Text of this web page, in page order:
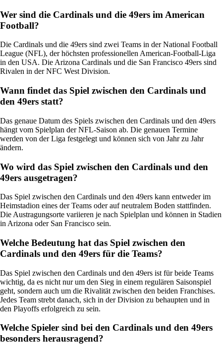
Wer sind die Cardinals und die 49ers im American
Football?
Die Cardinals und die 49ers sind zwei Teams in der National Football
League (NFL), der höchsten professionellen American-Football-Liga
in den USA. Die Arizona Cardinals und die San Francisco 49ers sind
Rivalen in der NFC West Division.
Wann findet das Spiel zwischen den Cardinals und
den 49ers statt?
Das genaue Datum des Spiels zwischen den Cardinals und den 49ers
hängt vom Spielplan der NFL-Saison ab. Die genauen Termine
werden von der Liga festgelegt und können sich von Jahr zu Jahr
ändern.
Wo wird das Spiel zwischen den Cardinals und den
49ers ausgetragen?
Das Spiel zwischen den Cardinals und den 49ers kann entweder im
Heimstadion eines der Teams oder auf neutralem Boden stattfinden.
Die Austragungsorte variieren je nach Spielplan und können in Stadien
in Arizona oder San Francisco sein.
Welche Bedeutung hat das Spiel zwischen den
Cardinals und den 49ers für die Teams?
Das Spiel zwischen den Cardinals und den 49ers ist für beide Teams
wichtig, da es nicht nur um den Sieg in einem regulären Saisonspiel
geht, sondern auch um die Rivalität zwischen den beiden Franchises.
Jedes Team strebt danach, sich in der Division zu behaupten und in
den Playoffs erfolgreich zu sein.
Welche Spieler sind bei den Cardinals und den 49ers
besonders herausragend?